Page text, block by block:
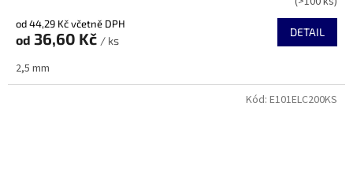
od 44,29 Kč včetně DPH
od 36,60 Kč / ks
DETAIL
2,5 mm
Kód: E101ELC200KS